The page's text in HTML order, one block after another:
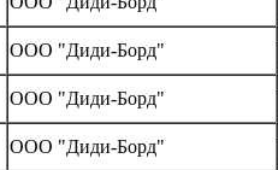
ООО "Диди-Борд"
ООО "Диди-Борд"
ООО "Диди-Борд"